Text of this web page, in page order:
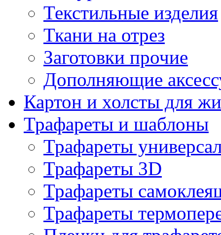
Текстильные изделия
Ткани на отрез
Заготовки прочие
Дополняющие
Картон и холсты для
Трафареты и шаблоны
Трафареты
Трафареты 3D
Трафареты
Трафареты